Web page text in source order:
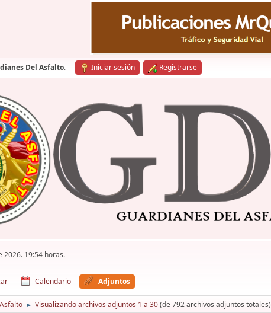
Del Asfalto. Iniciar sesión Registrarse
2026. 19:54 horas.
Calendario Adjuntos
► Visualizando archivos adjuntos 1 a 30(de 792 archivos adjuntos totales)